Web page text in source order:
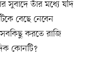
সুবাদে তাঁর মধ্যে যদি
বেছে নেবেন
করতে রাজি
কোনটি?